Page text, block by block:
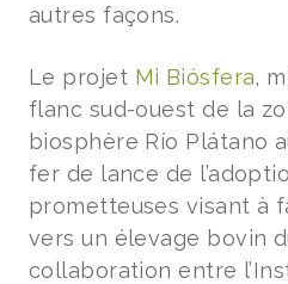
autres façons.
Le projet Mi Biósfera,
flanc sud-ouest de la
biosphère Río Plátano
fer de lance de
prometteuses visant à
vers un élevage bovin
collaboration entre